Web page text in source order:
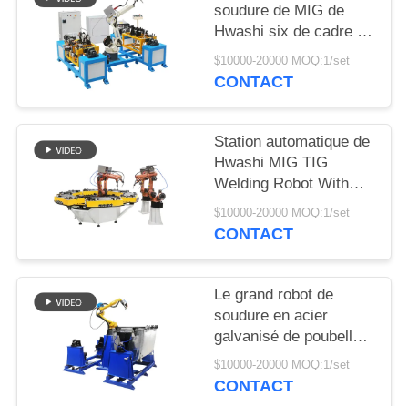
PLAN
POLITIQUE
MATIÈRE
PROTECTION
DE
PRIVÉE
soudure de MIG de
Hwashi six de cadre de
chaise d'acier
inoxydable
$10000-20000 MOQ:1/set
CONTACT
Station automatique de
Hwashi MIG TIG
Welding Robot With
Rotating pour le coin
de support de stockage
$10000-20000 MOQ:1/set
CONTACT
Le grand robot de
soudure en acier
galvanisé de poubelle
de déchets configurent
le système de piste de
$10000-20000 MOQ:1/set
CONTACT